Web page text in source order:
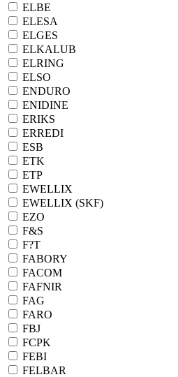
ELBE
ELESA
ELGES
ELKALUB
ELRING
ELSO
ENDURO
ENIDINE
ERIKS
ERREDI
ESB
ETK
ETP
EWELLIX
EWELLIX (SKF)
EZO
F&S
F?T
FABORY
FACOM
FAFNIR
FAG
FARO
FBJ
FCPK
FEBI
FELBAR